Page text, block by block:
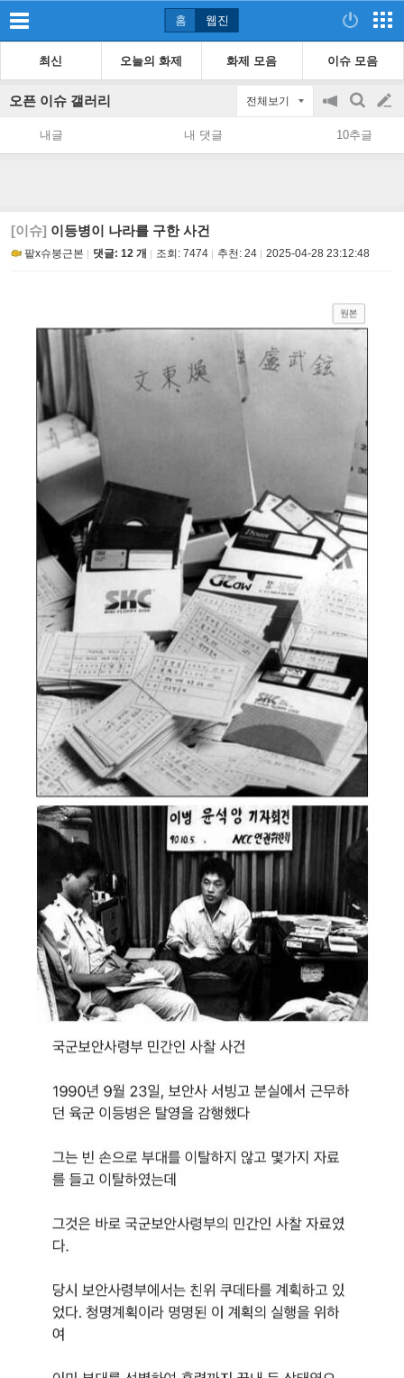
홈 웹진
최신 오늘의 화제 화제 모음 이슈 모음
오픈 이슈 갤러리 전체보기
공
지
on/off
검
색
글
쓰
내글 내 댓글 10추글
[이슈] 이등병이 나라를 구한 사건
팥x슈붕근본 댓글: 12 개 조회: 7474 추천: 24 2025-04-28 23:12:48